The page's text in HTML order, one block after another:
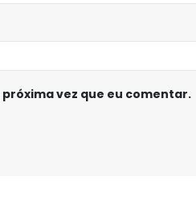
próxima vez que eu comentar.